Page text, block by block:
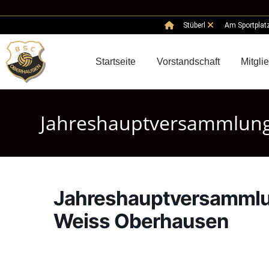
Stüberl Am
Startseite Vorstandschaft
Weiss Oberhausen